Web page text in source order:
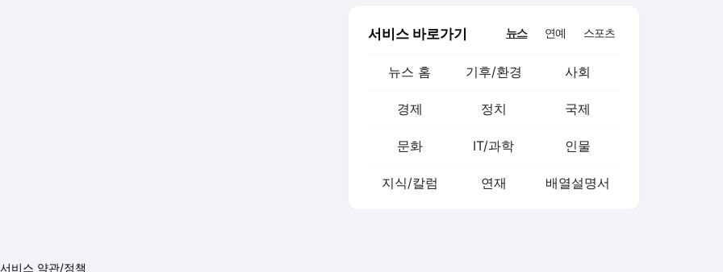
서비스 바로가기 뉴스 연예 스포츠
뉴스 홈 기후/환경 사회
경제 정치 국제
문화 IT/과학 인물
지식/칼럼 연재 배열설명서
서비스 약관/정책